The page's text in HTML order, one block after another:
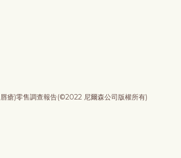
瘡)零售調查報告(©2022 尼爾森公司版權所有)​